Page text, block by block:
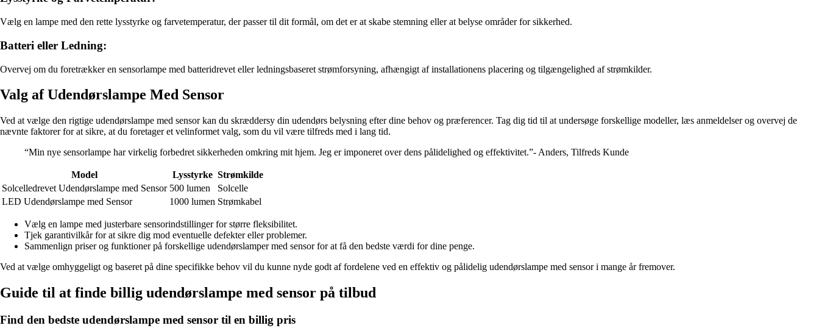
Vælg en lampe med den rette lysstyrke og farvetemperatur, der passer til dit formål, om det er at skabe stemning eller at belyse områder for sikkerhed.
Batteri eller Ledning:
Overvej om du foretrækker en sensorlampe med batteridrevet eller ledningsbaseret strømforsyning, afhængigt af installationens placering og tilgængelighed af strømkilder.
Valg af Udendørslampe Med Sensor
Ved at vælge den rigtige udendørslampe med sensor kan du skræddersy din udendørs belysning efter dine behov og præferencer. Tag dig tid til at undersøge forskellige modeller, læs anmeldelser og overvej de
nævnte faktorer for at sikre, at du foretager et velinformet valg, som du vil være tilfreds med i lang tid.
“Min nye sensorlampe har virkelig forbedret sikkerheden omkring mit hjem. Jeg er imponeret over dens pålidelighed og effektivitet.”- Anders, Tilfreds Kunde
Model Lysstyrke Strømkilde
Solcelledrevet Udendørslampe med Sensor 500 lumen
Solcelle
LED Udendørslampe med Sensor
1000 lumen Strømkabel
Vælg en lampe med justerbare sensorindstillinger for større fleksibilitet.
Tjek garantivilkår for at sikre dig mod eventuelle defekter eller problemer.
Sammenlign priser og funktioner på forskellige udendørslamper med sensor for at få den bedste værdi for dine penge.
Ved at vælge omhyggeligt og baseret på dine specifikke behov vil du kunne nyde godt af fordelene ved en effektiv og pålidelig udendørslampe med sensor i mange år fremover.
Guide til at finde billig udendørslampe med sensor på tilbud
Find den bedste udendørslampe med sensor til en billig pris